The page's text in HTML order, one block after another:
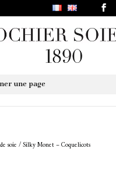
une page
soie / Silky Monet – Coquelicots